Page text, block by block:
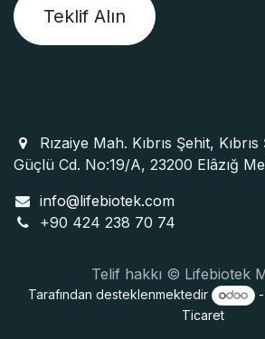
Teklif Alın
Rızaiye Mah. Kıbrıs Şehit,
Güçlü Cd. No:19/A, 23200 Elâzığ
info@lifebiotek.com
+90 424 238 70 74
Telif hakkı © Lifebiotek
Tarafından desteklenmektedir
Ticaret